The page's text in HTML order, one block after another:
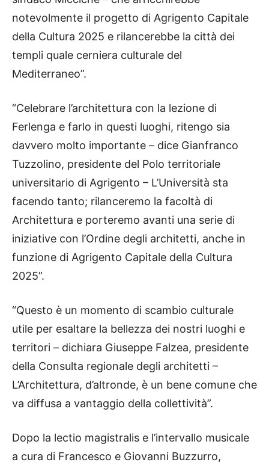
notevolmente il progetto di Agrigento Capitale
della Cultura 2025 e rilancerebbe la città dei
templi quale cerniera culturale del
Mediterraneo”.
“Celebrare l’architettura con la lezione di
Ferlenga e farlo in questi luoghi, ritengo sia
davvero molto importante – dice Gianfranco
Tuzzolino, presidente del Polo territoriale
universitario di Agrigento – L’Università sta
facendo tanto; rilanceremo la facoltà di
Architettura e porteremo avanti una serie di
iniziative con l’Ordine degli architetti, anche in
funzione di Agrigento Capitale della Cultura
2025”.
“Questo è un momento di scambio culturale
utile per esaltare la bellezza dei nostri luoghi e
territori – dichiara Giuseppe Falzea, presidente
della Consulta regionale degli architetti –
L’Architettura, d’altronde, è un bene comune che
va diffusa a vantaggio della collettività”.
Dopo la lectio magistralis e l’intervallo musicale
a cura di Francesco e Giovanni Buzzurro,